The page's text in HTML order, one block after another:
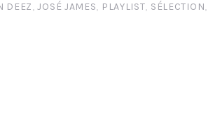
DEEZ,JOSÉ JAMES, PLAYLIST, SÉLECTION,